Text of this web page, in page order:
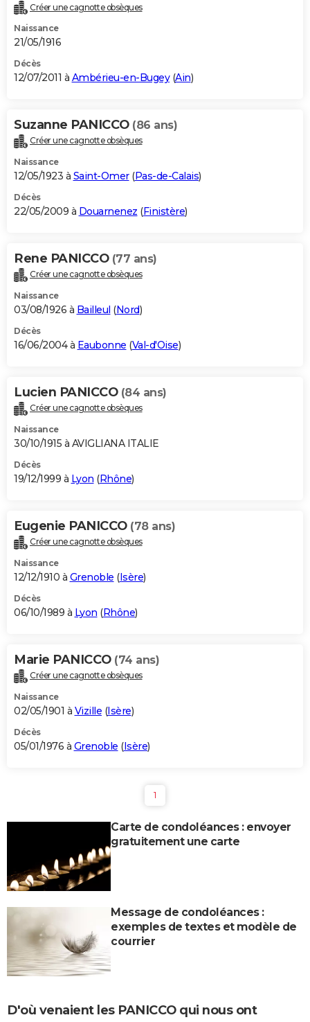
Créer une cagnotte obsèques
Naissance
21/05/1916
Décès
12/07/2011 à Ambérieu-en-Bugey(Ain)
Suzanne PANICCO (86 ans)
Créer une cagnotte obsèques
Naissance
12/05/1923 à Saint-Omer(Pas-de-Calais)
Décès
22/05/2009 à Douarnenez (Finistère)
Rene PANICCO (77 ans)
Créer une cagnotte obsèques
Naissance
03/08/1926 à Bailleul (Nord)
Décès
16/06/2004 à Eaubonne (Val-d'Oise)
Lucien PANICCO (84 ans)
Créer une cagnotte obsèques
Naissance
30/10/1915 à AVIGLIANA ITALIE
Décès
19/12/1999 à Lyon (Rhône)
Eugenie PANICCO (78 ans)
Créer une cagnotte obsèques
Naissance
12/12/1910 à Grenoble (Isère)
Décès
06/10/1989 à Lyon (Rhône)
Marie PANICCO (74 ans)
Créer une cagnotte obsèques
Naissance
02/05/1901 à Vizille (Isère)
Décès
05/01/1976 à Grenoble (Isère)
1
Carte de condoléances : envoyer
gratuitement une carte
Message de condoléances :
exemples de textes et modèle de
courrier
D'où venaient les PANICCO qui nous ont